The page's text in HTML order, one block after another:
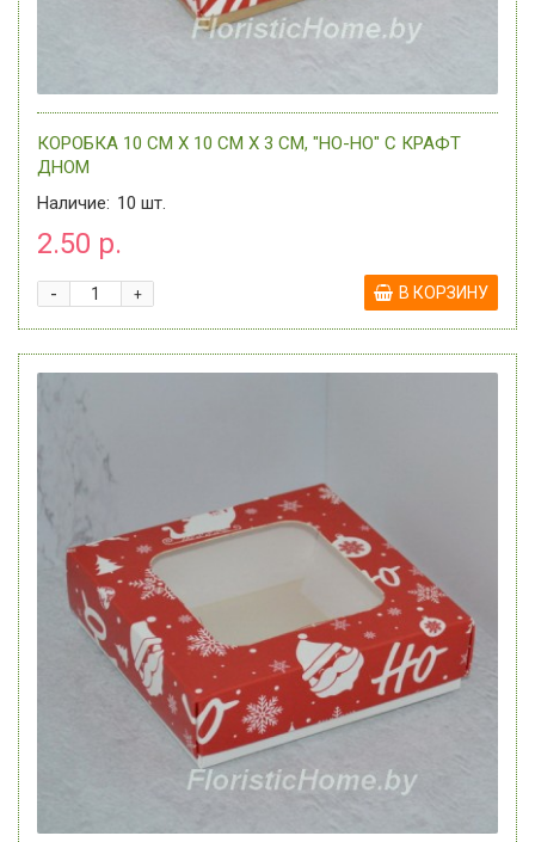
КОРОБКА 10 СМ Х 10 СМ Х 3 СМ, "HO-HO" C КРАФТ
ДНОМ
Наличие: 10 шт.
2.50 р.
+
- В КОРЗИНУ